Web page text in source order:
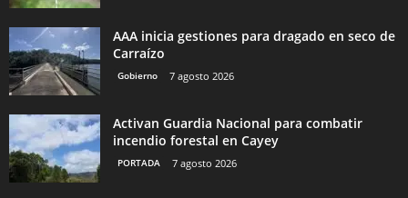
AAA inicia gestiones para dragado en seco de
Carraízo
Gobierno 7 agosto 2026
Activan Guardia Nacional para combatir
incendio forestal en Cayey
PORTADA 7 agosto 2026